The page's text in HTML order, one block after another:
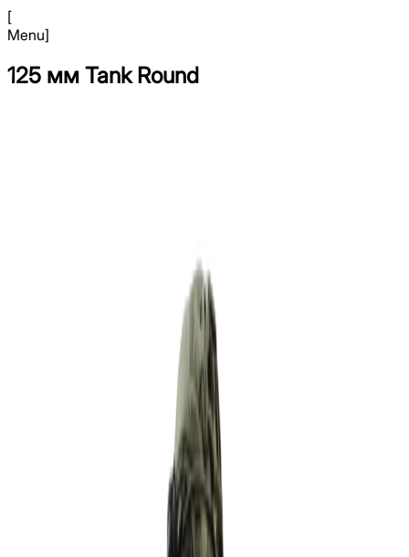
[
Menu]
125 мм Tank Round